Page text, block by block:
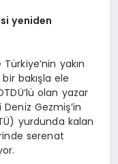
yeniden
yakın
bakışla ele
olan yazar
Gezmiş’in
yurdunda kalan
serenat